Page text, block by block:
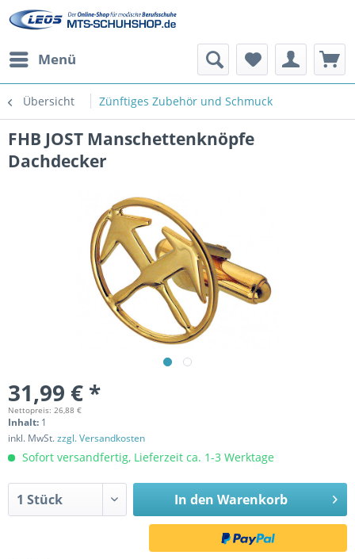
Menü
Übersicht Zünftiges Zubehör und Schmuck
FHB JOST Manschettenknöpfe
Dachdecker
31,99 € *
Nettopreis: 26,88 €
Inhalt: 1
inkl. MwSt.zzgl. Versandkosten
Sofort versandfertig, Lieferzeit ca. 1-3 Werktage
In den Warenkorb